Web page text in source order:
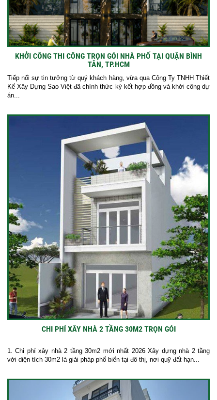
KHỞI CÔNG THI CÔNG TRỌN GÓI NHÀ PHỐ TẠI QUẬN BÌNH
TÂN, TP.HCM
Tiếp nối sự tin tưởng từ quý khách hàng, vừa qua Công Ty TNHH Thiết
Kế Xây Dựng Sao Việt đã chính thức ký kết hợp đồng và khởi công dự
án...
CHI PHÍ XÂY NHÀ 2 TẦNG 30M2 TRỌN GÓI
1. Chi phí xây nhà 2 tầng 30m2 mới nhất 2026 Xây dựng nhà 2 tầng
với diện tích 30m2 là giải pháp phổ biến tại đô thị, nơi quỹ đất hạn...